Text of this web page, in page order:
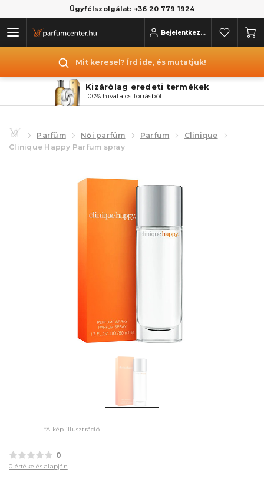
Ügyfélszolgálat: +36 20 779 1924
Bejelentkezés
Mit keresel? Írd ide, és mutatjuk!
Kizárólag eredeti termékek
100% hivatalos forrásból
Parfüm Női parfüm Parfum
Clinique
Clinique Happy Parfum spray
*A kép illusztráció
0
0 értékelés alapján